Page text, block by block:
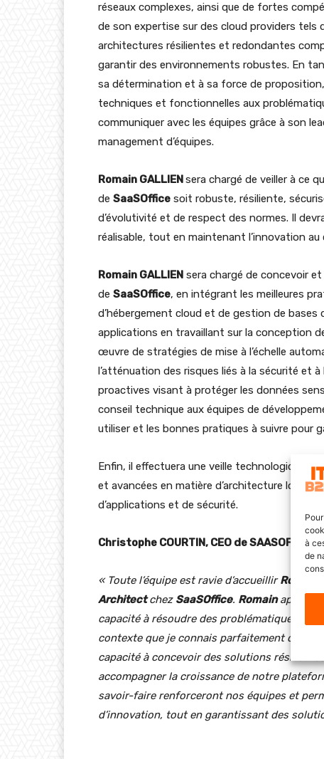
à
de
réseaux complexes, ainsi que de fortes
de son expertise sur des cloud providers tels
architectures résilientes et redondantes
garantir des environnements robustes. En
sa détermination et à sa force de proposition,
techniques et fonctionnelles aux
communiquer avec les équipes grâce à son
management d’équipes.
Romain GALLIENsera chargé de veiller à ce
de SaaSOffice soit robuste, résiliente,
d’évolutivité et de respect des normes. Il
réalisable, tout en maintenant l’innovation au
Romain GALLIEN sera chargé de concevoir
de SaaSOffice, en intégrant les meilleures
d’hébergement cloud et de gestion de bases
applications en travaillant sur la conception
œuvre de stratégies de mise à l’échelle
l’atténuation des risques liés à la sécurité et
proactives visant à protéger les données
conseil technique aux équipes de
utiliser et les bonnes pratiques à suivre pour
Enfin, il effectuera une veille technologique
et avancées en matière d’architecture
d’applications et de sécurité.
Christophe COURTIN, CEO de SAASOFFICE
« Toute l’équipe est ravie d’accueillirRomain
Architectchez SaaSOffice. Romainapporte
capacité à résoudre des problématiques
contexte que je connais parfaitement chez
capacité à concevoir des solutions
accompagner la croissance de notre
savoir-faire renforceront nos équipes et
d’innovation, tout en garantissant des